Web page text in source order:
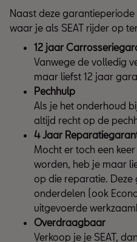
Naast deze garantieperiode
waar je als SEAT rijder op
12 jaar
Vanwege de volledig
maar liefst 12 jaar
Pechhulp
Als je het onderhoud
altijd recht op de
4 Jaar
Mocht er toch een
worden, heb je maar
op die reparatie.
onderdelen (ook
uitgevoerde
Overdraagbaar
Verkoop je je SEAT,